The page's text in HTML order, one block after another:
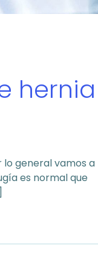
hernia
lo general vamos a
es normal que